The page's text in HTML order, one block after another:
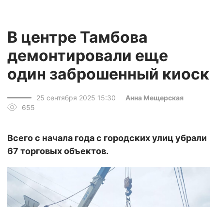
В центре Тамбова
демонтировали еще
один заброшенный киоск
25 сентября 2025 15:30
Анна Мещерская
655
Всего с начала года с городских улиц убрали
67 торговых объектов.